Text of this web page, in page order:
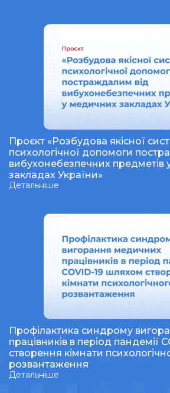
Проєкт «Розбудова якісної
психологічної допомоги
вибухонебезпечних предметів
закладах України»
Детальніше
Профілактика синдрому
працівників в період пандемії
створення кімнати
розвантаження
Детальніше